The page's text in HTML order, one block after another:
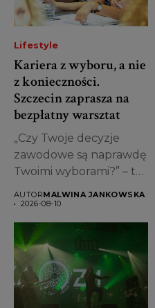
Lifestyle
Kariera z wyboru, a nie
z konieczności.
Szczecin zaprasza na
bezpłatny warsztat
„Czy Twoje decyzje
zawodowe są naprawdę
Twoimi wyborami?” – to
AUTORMALWINA JANKOWSKA
2026-08-10